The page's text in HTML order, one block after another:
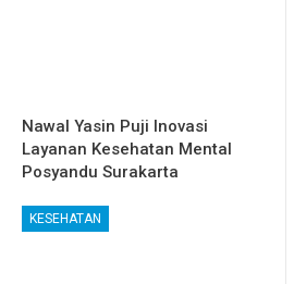
Nawal Yasin Puji Inovasi
Layanan Kesehatan Mental
Posyandu Surakarta
KESEHATAN